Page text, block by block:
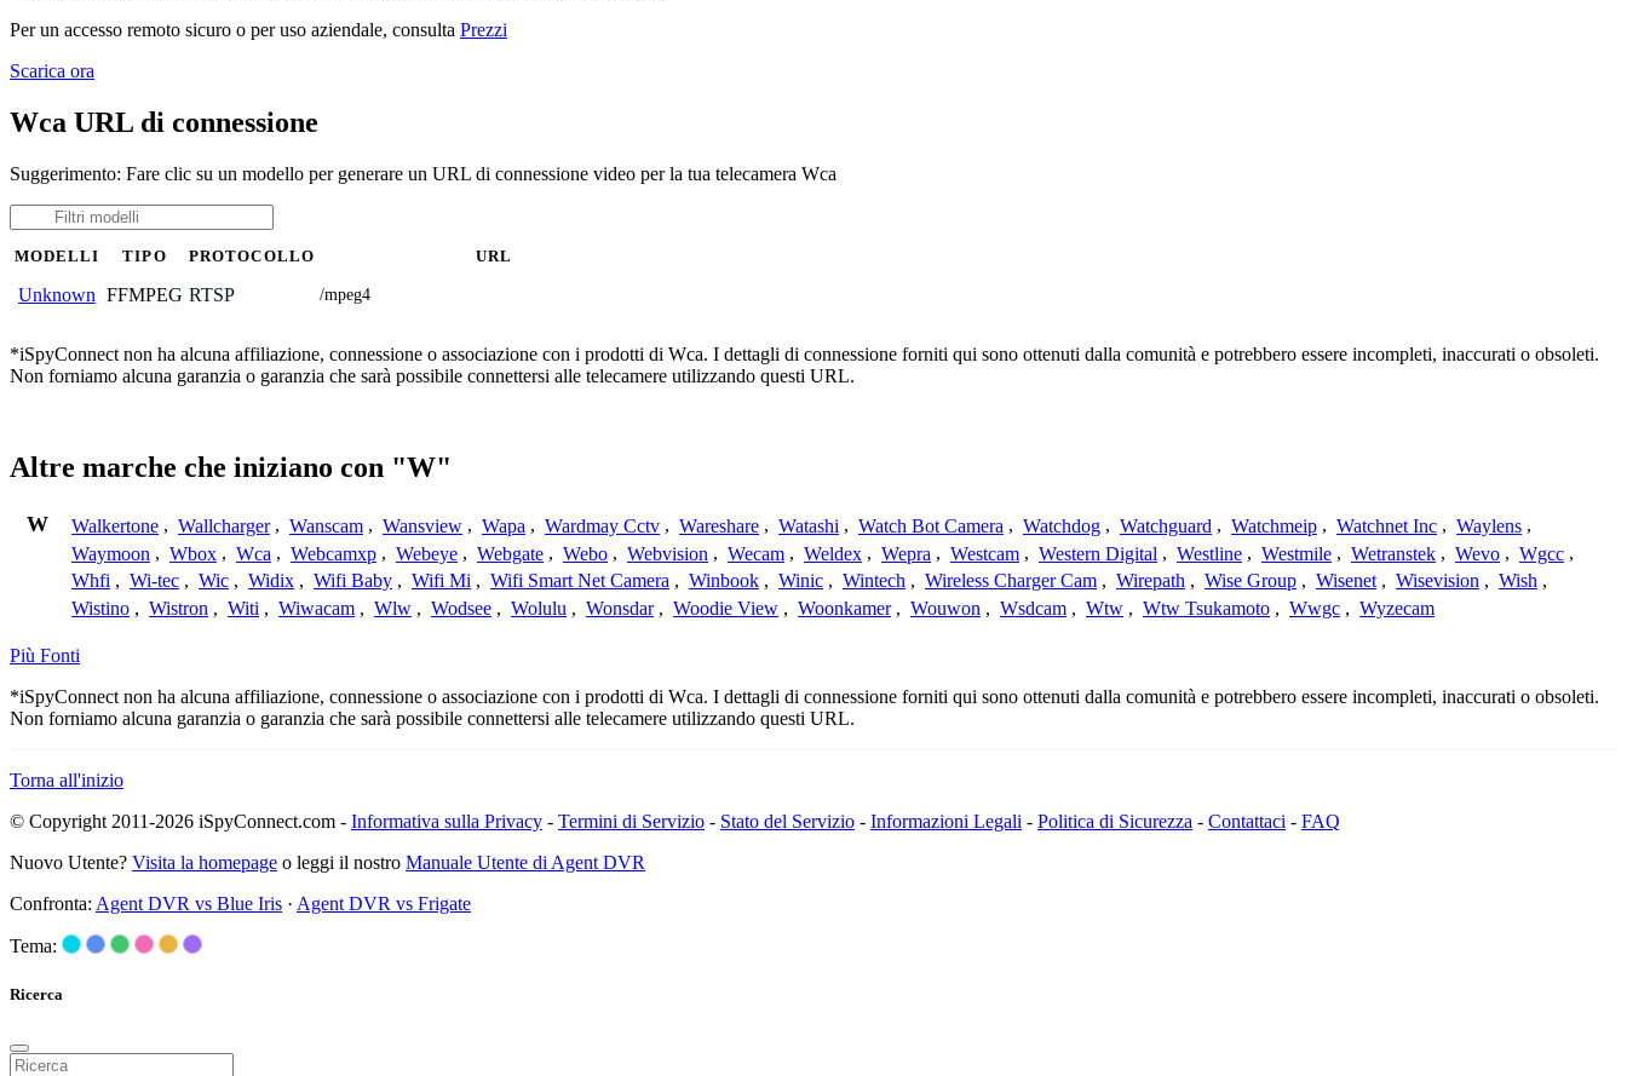
Per un accesso remoto sicuro o per uso aziendale, consulta Prezzi
Scarica ora
Wca URL di connessione
Suggerimento: Fare clic su un modello per generare un URL di connessione video per la tua telecamera Wca
MODELLI TIPO PROTOCOLLO URL
Unknown FFMPEG RTSP /mpeg4
*iSpyConnect non ha alcuna affiliazione, connessione o associazione con i prodotti di Wca. I dettagli di connessione forniti qui sono ottenuti dalla comunità e potrebbero essere incompleti, inaccurati o obsoleti.
Non forniamo alcuna garanzia o garanzia che sarà possibile connettersi alle telecamere utilizzando questi URL.
Altre marche che iniziano con "W"
W Walkertone , Wallcharger , Wanscam , Wansview , Wapa , Wardmay Cctv , Wareshare , Watashi , Watch Bot Camera , Watchdog , Watchguard , Watchmeip , Watchnet Inc , Waylens ,
Waymoon , Wbox , Wca , Webcamxp , Webeye , Webgate , Webo , Webvision , Wecam , Weldex , Wepra , Westcam , Western Digital , Westline , Westmile , Wetranstek , Wevo , Wgcc ,
Whfi , Wi-tec , Wic , Widix , Wifi Baby , Wifi Mi , Wifi Smart Net Camera , Winbook , Winic , Wintech , Wireless Charger Cam , Wirepath , Wise Group , Wisenet , Wisevision , Wish ,
Wistino , Wistron , Witi , Wiwacam , Wlw , Wodsee , Wolulu , Wonsdar , Woodie View , Woonkamer , Wouwon , Wsdcam , Wtw , Wtw Tsukamoto , Wwgc , Wyzecam
Più Fonti
*iSpyConnect non ha alcuna affiliazione, connessione o associazione con i prodotti di Wca. I dettagli di connessione forniti qui sono ottenuti dalla comunità e potrebbero essere incompleti, inaccurati o obsoleti.
Non forniamo alcuna garanzia o garanzia che sarà possibile connettersi alle telecamere utilizzando questi URL.
Torna all'inizio
© Copyright 2011-2026 iSpyConnect.com - Informativa sulla Privacy - Termini di Servizio - Stato del Servizio - Informazioni Legali - Politica di Sicurezza - Contattaci - FAQ
Nuovo Utente? Visita la homepage o leggi il nostro Manuale Utente di Agent DVR
Confronta: Agent DVR vs Blue Iris · Agent DVR vs Frigate
Tema:
Ricerca